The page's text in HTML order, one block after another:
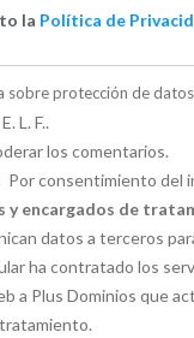
la Política de
sobre protección de datos
E. L. F..
los comentarios.
Por consentimiento del
y encargados de
datos a terceros
ha contratado los
a Plus Dominios que